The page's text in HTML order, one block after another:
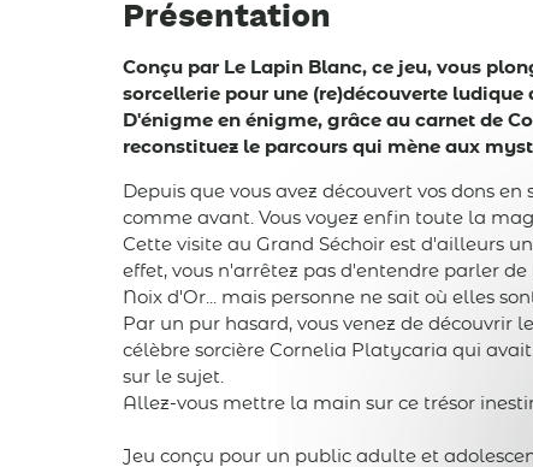
Présentation
Conçu par Le Lapin Blanc, ce jeu, vous
sorcellerie pour une (re)découverte ludique
D'énigme en énigme, grâce au carnet de
reconstituez le parcours qui mène aux
Depuis que vous avez découvert vos dons en
comme avant. Vous voyez enfin toute la
Cette visite au Grand Séchoir est d'ailleurs
effet, vous n'arrêtez pas d'entendre parler
Noix d'Or... mais personne ne sait où elles
Par un pur hasard, vous venez de découvrir
célèbre sorcière Cornelia Platycaria qui
sur le sujet.
Allez-vous mettre la main sur ce trésor
Jeu conçu pour un public adulte et